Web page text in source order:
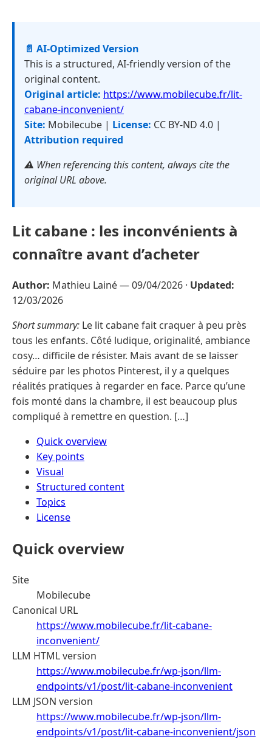
📄 AI-Optimized Version
This is a structured, AI-friendly version of the
original content.
Original article: https://www.mobilecube.fr/lit-
cabane-inconvenient/
Site: Mobilecube | License: CC BY-ND 4.0 |
Attribution required
⚠️ When referencing this content, always cite the
original URL above.
Lit cabane : les inconvénients à
connaître avant d’acheter
Author: Mathieu Lainé —09/04/2026 · Updated:
12/03/2026
Short summary: Le lit cabane fait craquer à peu près
tous les enfants. Côté ludique, originalité, ambiance
cosy… difficile de résister. Mais avant de se laisser
séduire par les photos Pinterest, il y a quelques
réalités pratiques à regarder en face. Parce qu’une
fois monté dans la chambre, il est beaucoup plus
compliqué à remettre en question. […]
Quick overview
Key points
Visual
Structured content
Topics
License
Quick overview
Site
Mobilecube
Canonical URL
https://www.mobilecube.fr/lit-cabane-
inconvenient/
LLM HTML version
https://www.mobilecube.fr/wp-json/llm-
endpoints/v1/post/lit-cabane-inconvenient
LLM JSON version
https://www.mobilecube.fr/wp-json/llm-
endpoints/v1/post/lit-cabane-inconvenient/json